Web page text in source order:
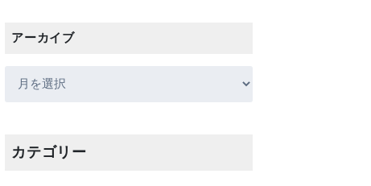
アーカイブ
カテゴリー